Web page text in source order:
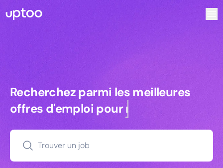
Recherchez parmi les meilleures
Recherchez parmi les meilleures
offres d'emploi pourmanagers
Trouver un job